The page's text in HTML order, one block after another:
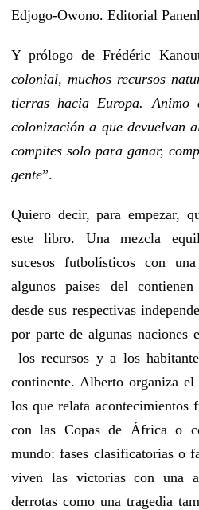
Edjogo-Owono. Editorial
Y prólogo de Frédéric
colonial, muchos recursos
tierras hacia Europa.
colonización a que
compites solo para ganar,
gente”.
Quiero decir, para empezar,
este libro. Una mezcla
sucesos futbolísticos con
algunos países del
desde sus respectivas
por parte de algunas naciones
los recursos y a los
continente. Alberto organiza
los que relata acontecimientos
con las Copas de África o
mundo: fases clasificatorias o
viven las victorias con una
derrotas como una tragedia